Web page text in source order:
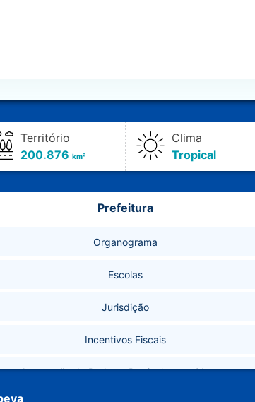
Território
200.876 km²
Clima
Tropical
Prefeitura
Organograma
Escolas
Jurisdição
Incentivos Fiscais
Aprovação de Projetos Particulares – Obras e